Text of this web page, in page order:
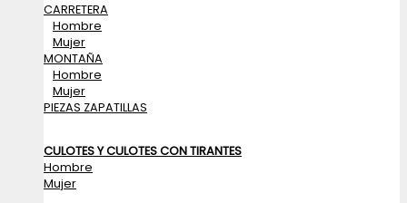
CARRETERA
Hombre
Mujer
MONTAÑA
Hombre
Mujer
PIEZAS ZAPATILLAS
CULOTES Y CULOTES CON TIRANTES
Hombre
Mujer